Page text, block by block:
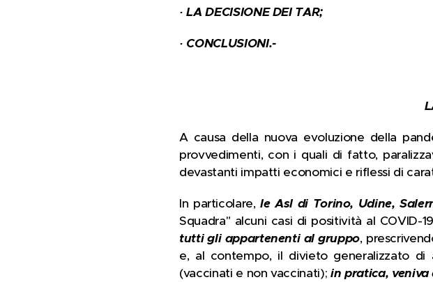
·LA DECISIONE DEI TAR;
· CONCLUSIONI.-
A causa della nuova evoluzione della
provvedimenti, con i quali di fatto,
devastanti impatti economici e riflessi di
In particolare,le Asl di Torino, Udine,
Squadra" alcuni casi di positività al COVID-
tutti gli appartenenti al gruppo,
e, al contempo, il divieto generalizzato
(vaccinati e non vaccinati);in pratica, veniva